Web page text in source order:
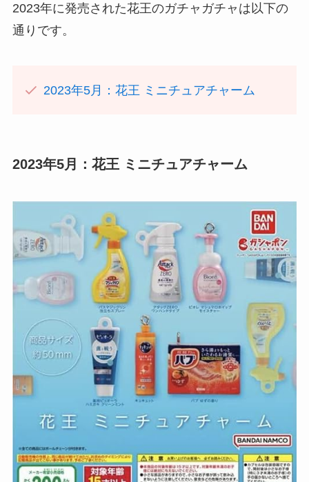
2023年に発売された花王のガチャガチャは以下の
通りです。
2023年5月：花王 ミニチュアチャーム
2023年5月：花王 ミニチュアチャーム